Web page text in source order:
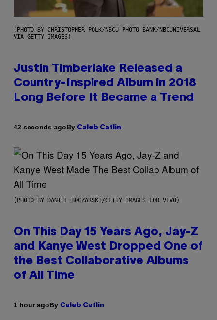
(PHOTO BY CHRISTOPHER POLK/NBCU PHOTO BANK/NBCUNIVERSAL
VIA GETTY IMAGES)
Justin Timberlake Released a
Country-Inspired Album in 2018
Long Before It Became a Trend
42 seconds agoBy Caleb Catlin
(PHOTO BY DANIEL BOCZARSKI/GETTY IMAGES FOR VEVO)
On This Day 15 Years Ago, Jay-Z
and Kanye West Dropped One of
the Best Collaborative Albums
of All Time
1 hour agoBy Caleb Catlin